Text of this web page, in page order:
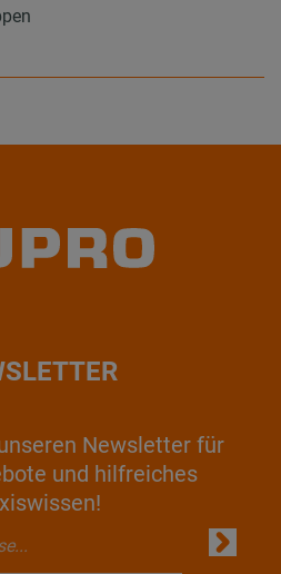
Newsletter für
und hilfreiches